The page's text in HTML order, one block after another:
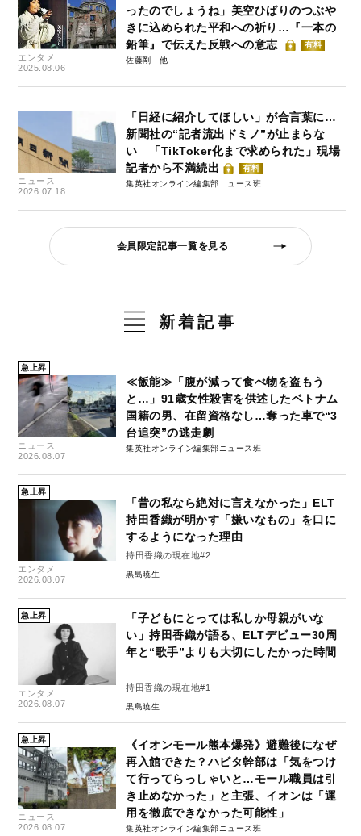
エンタメ
2025.08.06
ったのでしょうね」美空ひばりのつぶや
きに込められた平和への祈り…『一本の
鉛筆』で伝えた反戦への意志
有料
佐藤剛
ニュース
2026.07.18
「日経に紹介してほしい」が合言葉に…
新聞社の“記者流出ドミノ”が止まらな
い 「TikToker化まで求められた」現場
記者から不満続出
有料
集英社オンライン編集部ニュース班
会員限定記事一覧を見る
新着記事
急上昇
ニュース
2026.08.07
≪飯能≫「腹が減って食べ物を盗もう
と…」91歳女性殺害を供述したベトナム
国籍の男、在留資格なし…奪った車で“3
台追突”の逃走劇
集英社オンライン編集部ニュース班
急上昇
エンタメ
2026.08.07
「昔の私なら絶対に言えなかった」ELT
持田香織が明かす「嫌いなもの」を口に
するようになった理由
持田香織の現在地#2
黒島暁生
急上昇
エンタメ
2026.08.07
「子どもにとっては私しか母親がいな
い」持田香織が語る、ELTデビュー30周
年と“歌手”よりも大切にしたかった時間
持田香織の現在地#1
黒島暁生
急上昇
ニュース
2026.08.07
《イオンモール熊本爆発》避難後になぜ
再入館できた？ハビタ幹部は「気をつけ
て行ってらっしゃいと…モール職員は引
き止めなかった」と主張、イオンは「運
用を徹底できなかった可能性」
集英社オンライン編集部ニュース班